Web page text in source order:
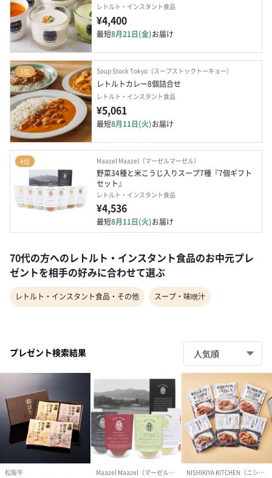
レトルト・インスタント食品
¥4,400
最短8月21日(金)お届け
3位 Soup Stock Tokyo（スープストックトーキョー）
レトルトカレー8個詰合せ
レトルト・インスタント食品
¥5,061
最短8月11日(火)お届け
4位 Maazel Maazel（マーゼルマーゼル）
野菜34種と米こうじ入りスープ7種『7個ギフト
セット』
レトルト・インスタント食品
¥4,536
最短8月11日(火)お届け
70代の方へのレトルト・インスタント食品のお中元プレ
ゼントを相手の好みに合わせて選ぶ
レトルト・インスタント食品・その他 スープ・味噌汁
プレゼント検索結果